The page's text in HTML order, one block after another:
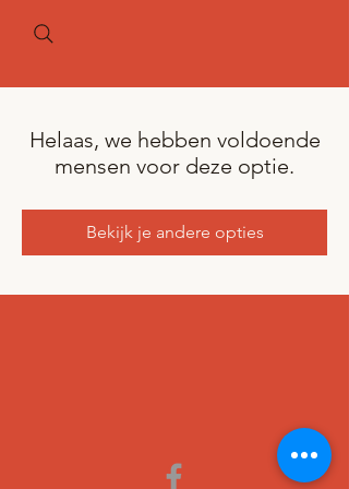
Helaas, we hebben voldoende
mensen voor deze optie.
Bekijk je andere opties